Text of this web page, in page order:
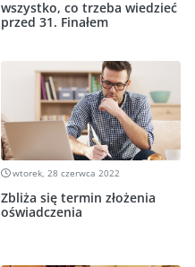
wszystko, co trzeba wiedzieć
przed 31. Finałem
wtorek, 28 czerwca 2022
Zbliża się termin złożenia
oświadczenia